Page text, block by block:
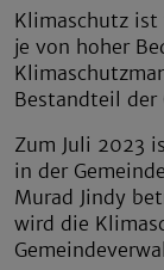
Klimaschutz ist
je von hoher
Bestandteil der
Zum Juli 2023
in der
Murad Jindy
wird die